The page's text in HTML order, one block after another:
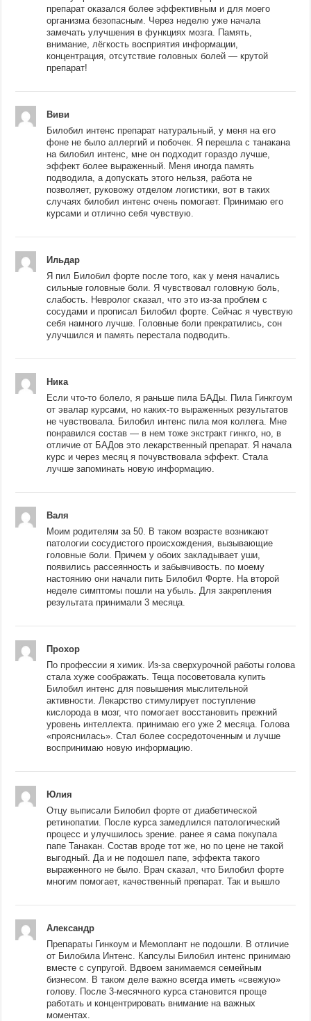
препарат оказался более эффективным и для моего
организма безопасным. Через неделю уже начала
замечать улучшения в функциях мозга. Память,
внимание, лёгкость восприятия информации,
концентрация, отсутствие головных болей — крутой
препарат!
Виви
Билобил интенс препарат натуральный, у меня на его
фоне не было аллергий и побочек. Я перешла с танакана
на билобил интенс, мне он подходит гораздо лучше,
эффект более выраженный. Меня иногда память
подводила, а допускать этого нельзя, работа не
позволяет, руковожу отделом логистики, вот в таких
случаях билобил интенс очень помогает. Принимаю его
курсами и отлично себя чувствую.
Ильдар
Я пил Билобил форте после того, как у меня начались
сильные головные боли. Я чувствовал головную боль,
слабость. Невролог сказал, что это из-за проблем с
сосудами и прописал Билобил форте. Сейчас я чувствую
себя намного лучше. Головные боли прекратились, сон
улучшился и память перестала подводить.
Ника
Если что-то болело, я раньше пила БАДы. Пила Гинкгоум
от эвалар курсами, но каких-то выраженных результатов
не чувствовала. Билобил интенс пила моя коллега. Мне
понравился состав — в нем тоже экстракт гинкго, но, в
отличие от БАДов это лекарственный препарат. Я начала
курс и через месяц я почувствовала эффект. Стала
лучше запоминать новую информацию.
Валя
Моим родителям за 50. В таком возрасте возникают
патологии сосудистого происхождения, вызывающие
головные боли. Причем у обоих закладывает уши,
появились рассеянность и забывчивость. по моему
настоянию они начали пить Билобил Форте. На второй
неделе симптомы пошли на убыль. Для закрепления
результата принимали 3 месяца.
Прохор
По профессии я химик. Из-за сверхурочной работы голова
стала хуже соображать. Теща посоветовала купить
Билобил интенс для повышения мыслительной
активности. Лекарство стимулирует поступление
кислорода в мозг, что помогает восстановить прежний
уровень интеллекта. принимаю его уже 2 месяца. Голова
«прояснилась». Стал более сосредоточенным и лучше
воспринимаю новую информацию.
Юлия
Отцу выписали Билобил форте от диабетической
ретинопатии. После курса замедлился патологический
процесс и улучшилось зрение. ранее я сама покупала
папе Танакан. Состав вроде тот же, но по цене не такой
выгодный. Да и не подошел папе, эффекта такого
выраженного не было. Врач сказал, что Билобил форте
многим помогает, качественный препарат. Так и вышло
Александр
Препараты Гинкоум и Мемоплант не подошли. В отличие
от Билобила Интенс. Капсулы Билобил интенс принимаю
вместе с супругой. Вдвоем занимаемся семейным
бизнесом. В таком деле важно всегда иметь «свежую»
голову. После 3-месячного курса становится проще
работать и концентрировать внимание на важных
моментах.